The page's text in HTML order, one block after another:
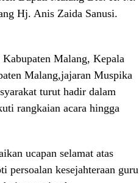
Hj. Anis Zaida Sanusi.
Malang, Kepala
Malang,jajaran Muspika
turut hadir dalam
rangkaian acara hingga
ucapan selamat atas
persoalan kesejahteraan guru